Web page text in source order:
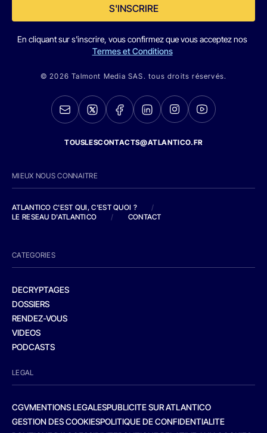
S'INSCRIRE
En cliquant sur s'inscrire, vous confirmez que vous acceptez nos
Termes et Conditions
© 2026 Talmont Media SAS. tous droits réservés.
TOUSLESCONTACTS@ATLANTICO.FR
MIEUX NOUS CONNAITRE
ATLANTICO C'EST QUI, C'EST QUOI ?
/
LE RESEAU D'ATLANTICO
/ CONTACT
CATEGORIES
DECRYPTAGES
DOSSIERS
RENDEZ-VOUS
VIDEOS
PODCASTS
LEGAL
CGVMENTIONS LEGALESPUBLICITE SUR ATLANTICO
GESTION DES COOKIESPOLITIQUE DE CONFIDENTIALITE